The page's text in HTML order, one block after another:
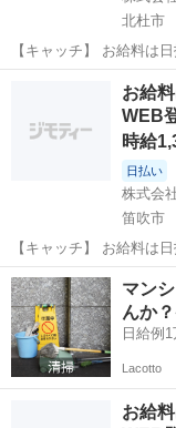
北杜市
【キャッチ】 お給料は
OK！「製品のデータ入
辺！20代～40代のスタッフが多数活
事をお探しにおススメ...
一
お給
WEB
時給
日払い
笛吹市
【キャッチ】 お給料は
OK！「書類のデータ入
代のスタッフが多数活躍中★ 【コメント】 ＼大手人材派遣
ませんか♪／ 「新...
山梨 笛吹市
マン
んか
Lacotto
お給